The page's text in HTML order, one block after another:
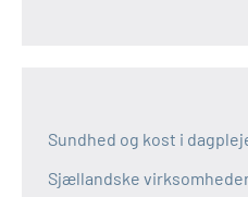
Sundhed og kost i
Sjællandske